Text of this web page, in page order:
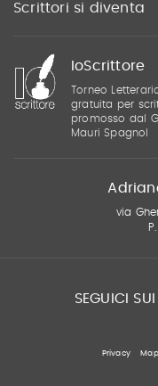
Scrittori si diventa
IoScrittore
Torneo
gratuita per
promosso dal
Mauri Spagnol
via
SEGUICI SUI
Privacy